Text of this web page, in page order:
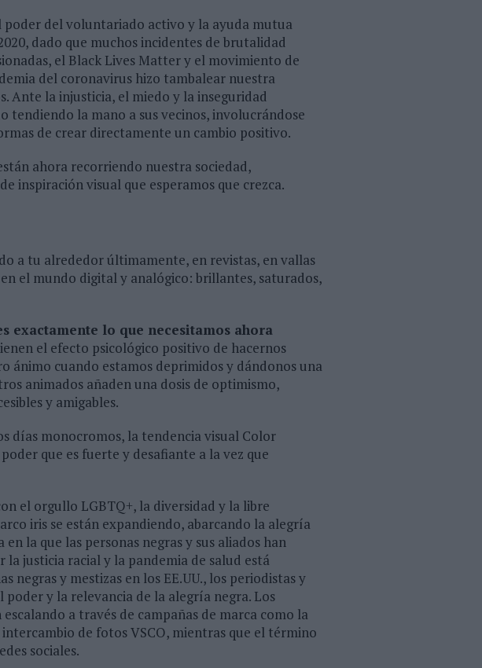
del voluntariado activo y la ayuda mutua
dado que muchos incidentes de brutalidad
el Black Lives Matter y el movimiento de
del coronavirus hizo tambalear nuestra
Ante la injusticia, el miedo y la inseguridad
tendiendo la mano a sus vecinos, involucrándose
de crear directamente un cambio positivo.
ahora recorriendo nuestra sociedad,
inspiración visual que esperamos que crezca.
a tu alrededor últimamente, en revistas, en vallas
el mundo digital y analógico: brillantes, saturados,
exactamente lo que necesitamos ahora
el efecto psicológico positivo de hacernos
ánimo cuando estamos deprimidos y dándonos una
animados añaden una dosis de optimismo,
y amigables.
días monocromos, la tendencia visual Color
que es fuerte y desafiante a la vez que
el orgullo LGBTQ+, la diversidad y la libre
iris se están expandiendo, abarcando la alegría
la que las personas negras y sus aliados han
justicia racial y la pandemia de salud está
negras y mestizas en los EE.UU., los periodistas y
y la relevancia de la alegría negra. Los
a través de campañas de marca como la
de fotos VSCO, mientras que el término
sociales.